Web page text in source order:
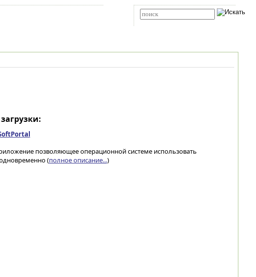
позволяющее операционной системе использовать
(полное описание...)